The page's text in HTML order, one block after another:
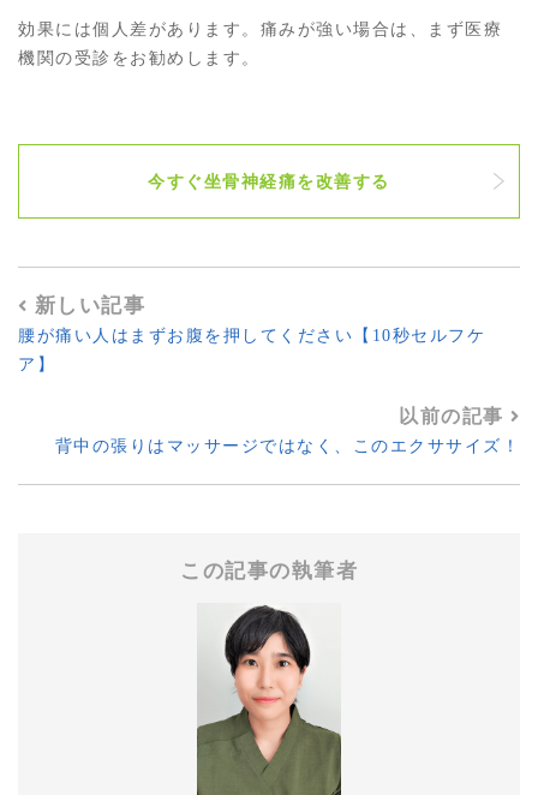
効果には個人差があります。痛みが強い場合は、まず医療
機関の受診をお勧めします。
今すぐ坐骨神経痛を改善する
新しい記事
腰が痛い人はまずお腹を押してください【10秒セルフケ
ア】
以前の記事
背中の張りはマッサージではなく、このエクササイズ！
この記事の執筆者